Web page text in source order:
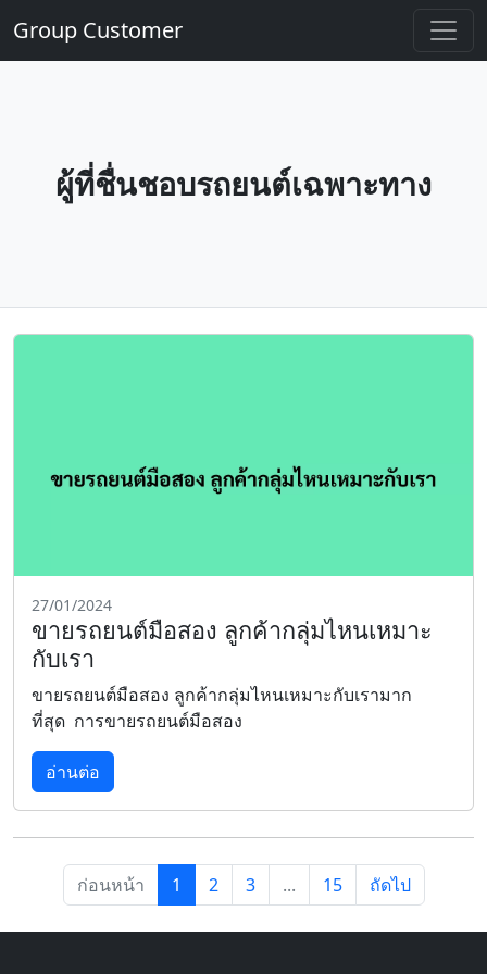
Group Customer
ผู้ที่ชื่นชอบรถยนต์เฉพาะทาง
27/01/2024
ขายรถยนต์มือสอง ลูกค้ากลุ่มไหนเหมาะ
กับเรา
ขายรถยนต์มือสอง ลูกค้ากลุ่มไหนเหมาะกับเรามาก
ที่สุด การขายรถยนต์มือสอง
อ่านต่อ
ก่อนหน้า 1 2 3 ... 15 ถัดไป